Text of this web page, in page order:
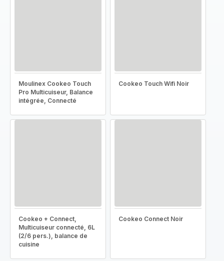
Moulinex Cookeo Touch
Pro Multicuiseur, Balance
intégrée, Connecté
Cookeo Touch Wifi Noir
Cookeo + Connect,
Multicuiseur connecté, 6L
(2/6 pers.), balance de
cuisine
Cookeo Connect Noir